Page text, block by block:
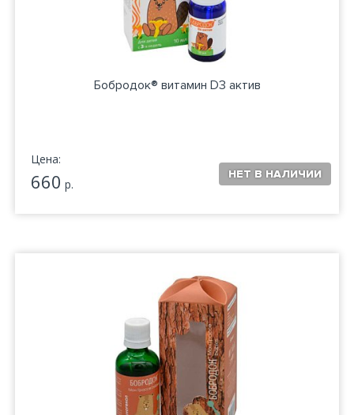
Бобродок® витамин D3 актив
Цена:
660 р.